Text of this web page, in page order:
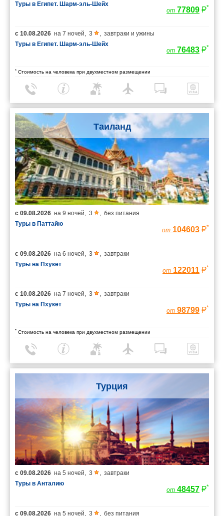
Туры в Египет. Шарм-эль-Шейх
от 77809 *
с 10.08.2026 на 7 ночей, 3 , завтраки и ужины
Туры в Египет. Шарм-эль-Шейх
от 76483 *
* Стоимость на человека при двухместном размещении
Таиланд
с 09.08.2026 на 9 ночей 3
без питания
Туры в Паттайю
от 104603 *
с 09.08.2026 на 6 ночей 3
завтраки
Туры на Пхукет
от 122011 *
с 10.08.2026 на 7 ночей 3
завтраки
Туры на Пхукет
от 98799 *
* Стоимость на человека при двухместном размещении
Турция
с 09.08.2026 на 5 ночей, 3 , завтраки
Туры в Анталию
от 48457 *
с 09.08.2026 на 5 ночей, 3 , без питания